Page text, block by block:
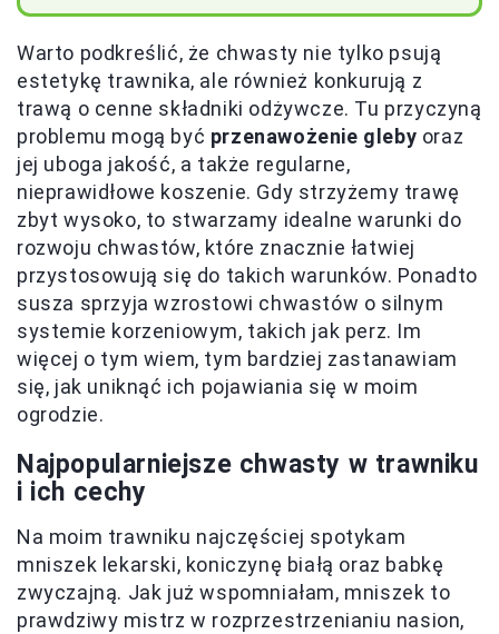
Warto podkreślić, że chwasty nie tylko psują
estetykę trawnika, ale również konkurują z
trawą o cenne składniki odżywcze. Tu przyczyną
problemu mogą być przenawożenie gleby oraz
jej uboga jakość, a także regularne,
nieprawidłowe koszenie. Gdy strzyżemy trawę
zbyt wysoko, to stwarzamy idealne warunki do
rozwoju chwastów, które znacznie łatwiej
przystosowują się do takich warunków. Ponadto
susza sprzyja wzrostowi chwastów o silnym
systemie korzeniowym, takich jak perz. Im
więcej o tym wiem, tym bardziej zastanawiam
się, jak uniknąć ich pojawiania się w moim
ogrodzie.
Najpopularniejsze chwasty w trawniku
i ich cechy
Na moim trawniku najczęściej spotykam
mniszek lekarski, koniczynę białą oraz babkę
zwyczajną. Jak już wspomniałam, mniszek to
prawdziwy mistrz w rozprzestrzenianiu nasion,